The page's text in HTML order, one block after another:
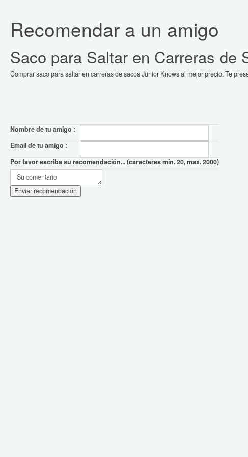
Recomendar a un amigo
Saco para Saltar en Carreras de
Comprar saco para saltar en carreras de sacos Junior Knows al mejor precio. Te
Nombre de tu amigo :
Email de tu amigo :
Por favor escriba su recomendación... (caracteres min. 20, max. 2000)